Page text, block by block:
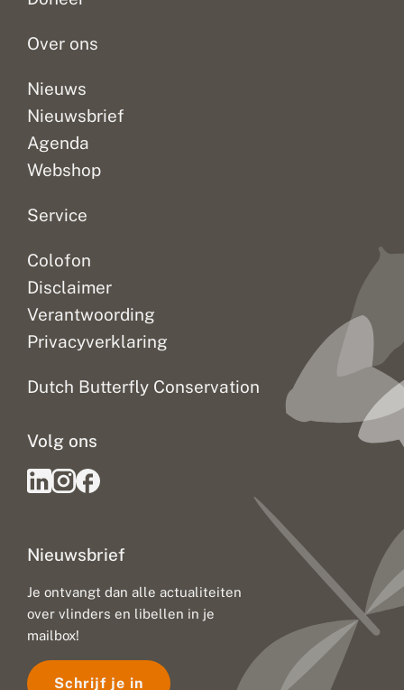
Over ons
Nieuws
Nieuwsbrief
Agenda
Webshop
Service
Colofon
Disclaimer
Verantwoording
Privacyverklaring
Dutch Butterfly Conservation
Nieuwsbrief
Je ontvangt dan alle actualiteiten
over vlinders en libellen in je
mailbox!
Schrijf je in
Volg ons